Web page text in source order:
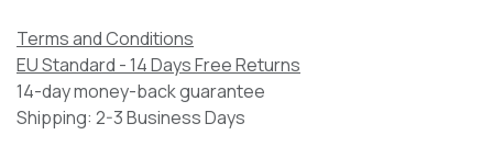
Terms and Conditions
EU Standard - 14 Days Free Returns
14-day money-back guarantee
Shipping: 2-3 Business Days